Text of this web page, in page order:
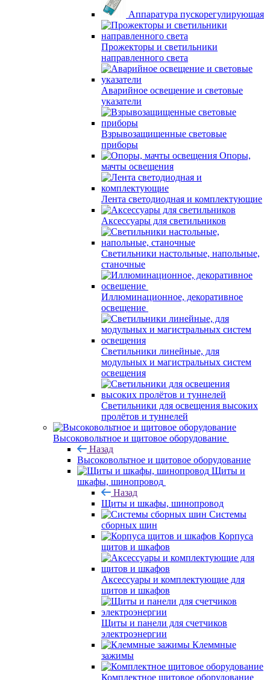
Аппаратура пускорегулирующая
Прожекторы и светильники
направленного света
Аварийное освещение и световые
указатели
Взрывозащищенные световые
приборы
Опоры,
мачты освещения
Лента светодиодная и комплектующие
Аксессуары для светильников
Светильники настольные, напольные,
станочные
Иллюминационное, декоративное
освещение
Светильники линейные, для
модульных и магистральных систем
освещения
Светильники для освещения высоких
пролётов и туннелей
Высоковольтное и щитовое оборудование
Назад
Высоковольтное и щитовое оборудование
Щиты и
шкафы, шинопровод
Назад
Щиты и шкафы, шинопровод
Системы
сборных шин
Корпуса
щитов и шкафов
Аксессуары и комплектующие для
щитов и шкафов
Щиты и панели для счетчиков
электроэнергии
Клеммные
зажимы
Комплектное щитовое оборудование